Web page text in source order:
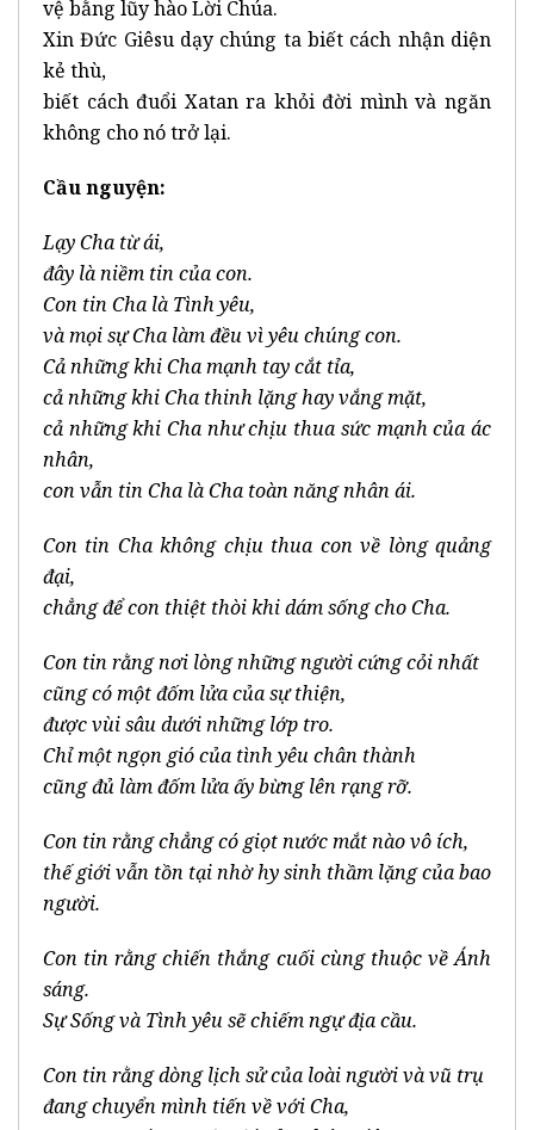
vệ bằng lũy hào Lời Chúa.
Xin Đức Giêsu dạy chúng ta biết cách nhận diện
kẻ thù,
biết cách đuổi Xatan ra khỏi đời mình và ngăn
không cho nó trở lại.
Cầu nguyện:
Lạy Cha từ ái,
đây là niềm tin của con.
Con tin Cha là Tình yêu,
và mọi sự Cha làm đều vì yêu chúng con.
Cả những khi Cha mạnh tay cắt tỉa,
cả những khi Cha thinh lặng hay vắng mặt,
cả những khi Cha như chịu thua sức mạnh của ác
nhân,
con vẫn tin Cha là Cha toàn năng nhân ái.
Con tin Cha không chịu thua con về lòng quảng
đại,
chẳng để con thiệt thòi khi dám sống cho Cha.
Con tin rằng nơi lòng những người cứng cỏi nhất
cũng có một đốm lửa của sự thiện,
được vùi sâu dưới những lớp tro.
Chỉ một ngọn gió của tình yêu chân thành
cũng đủ làm đốm lửa ấy bừng lên rạng rỡ.
Con tin rằng chẳng có giọt nước mắt nào vô ích,
thế giới vẫn tồn tại nhờ hy sinh thầm lặng của bao
người.
Con tin rằng chiến thắng cuối cùng thuộc về Ánh
sáng.
Sự Sống và Tình yêu sẽ chiếm ngự địa cầu.
Con tin rằng dòng lịch sử của loài người và vũ trụ
đang chuyển mình tiến về với Cha,